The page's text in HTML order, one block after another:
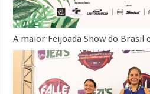
A maior Feijoada Show do Brasil